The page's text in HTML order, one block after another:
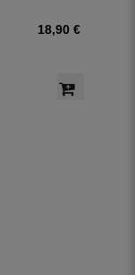
18,90 €